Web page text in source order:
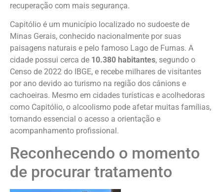
recuperação com mais segurança.
Capitólio é um município localizado no sudoeste de
Minas Gerais, conhecido nacionalmente por suas
paisagens naturais e pelo famoso Lago de Furnas. A
cidade possui cerca de 10.380 habitantes, segundo o
Censo de 2022 do IBGE, e recebe milhares de visitantes
por ano devido ao turismo na região dos cânions e
cachoeiras. Mesmo em cidades turísticas e acolhedoras
como Capitólio, o alcoolismo pode afetar muitas famílias,
tornando essencial o acesso a orientação e
acompanhamento profissional.
Reconhecendo o momento
de procurar tratamento